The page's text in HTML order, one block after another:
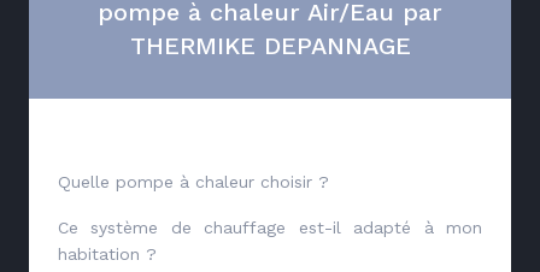
pompe à chaleur Air/Eau par
THERMIKE DEPANNAGE
Quelle pompe à chaleur choisir ?
Ce système de chauffage est-il adapté à mon
habitation ?